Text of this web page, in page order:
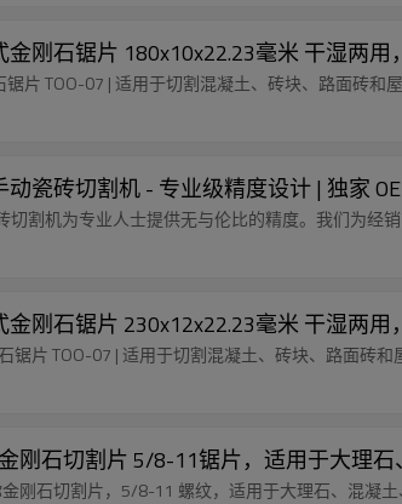
金刚石锯片 180x10x22.23毫米 干湿两
片 TOO-07 | 适用于切割混凝土、砖块、路面砖和
动瓷砖切割机 - 专业级精度设计 | 独家
切割机为专业人士提供无与伦比的精度。我们为经
金刚石锯片 230x12x22.23毫米 干湿两
锯片 TOO-07 | 适用于切割混凝土、砖块、路面砖和
刚石切割片 5/8-11锯片，适用于大理
金刚石切割片，5/8-11 螺纹，适用于大理石、混凝